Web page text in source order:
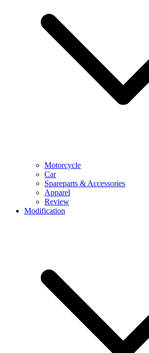
Motorcycle
Car
Spareparts & Accessories
Apparel
Review
Modification